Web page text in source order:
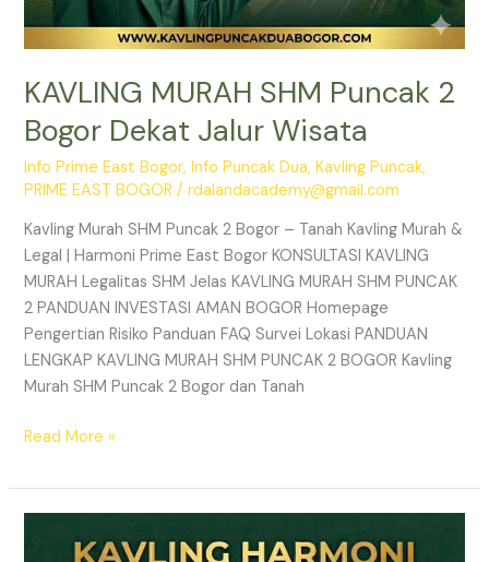
KAVLING MURAH SHM Puncak 2
Bogor Dekat Jalur Wisata
Info Prime East Bogor,Info Puncak Dua,Kavling Puncak,
PRIME EAST BOGOR /rdalandacademy@gmail.com
Kavling Murah SHM Puncak 2 Bogor – Tanah Kavling Murah &
Legal | Harmoni Prime East Bogor KONSULTASI KAVLING
MURAH Legalitas SHM Jelas KAVLING MURAH SHM PUNCAK
2 PANDUAN INVESTASI AMAN BOGOR Homepage
Pengertian Risiko Panduan FAQ Survei Lokasi PANDUAN
LENGKAP KAVLING MURAH SHM PUNCAK 2 BOGOR Kavling
Murah SHM Puncak 2 Bogor dan Tanah
Read More »
HARMONI